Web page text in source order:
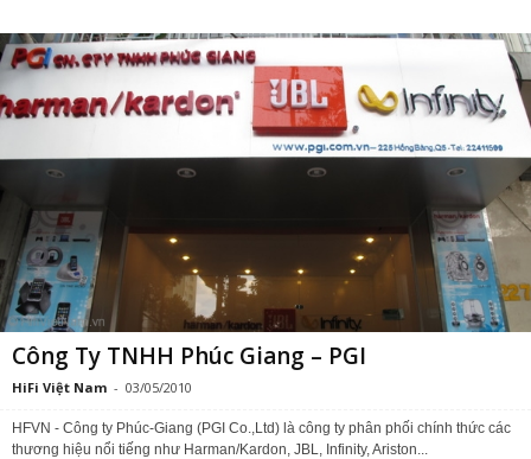
Công Ty TNHH Phúc Giang – PGI
HiFi Việt Nam - 03/05/2010
HFVN - Công ty Phúc-Giang (PGI Co.,Ltd) là công ty phân phối chính thức các
thương hiệu nổi tiếng như Harman/Kardon, JBL, Infinity, Ariston...